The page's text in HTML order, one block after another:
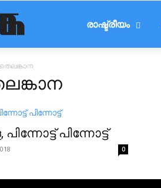
രാഷ്ട്രീയം
തെലങ്കാന
പിന്നോട്ട്
0